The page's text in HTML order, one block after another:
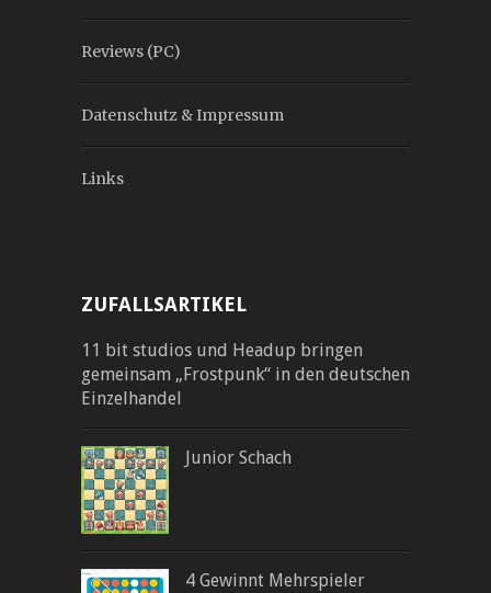
Reviews (PC)
Datenschutz & Impressum
Links
ZUFALLSARTIKEL
11 bit studios und Headup bringen
gemeinsam „Frostpunk“ in den deutschen
Einzelhandel
Junior Schach
4 Gewinnt Mehrspieler